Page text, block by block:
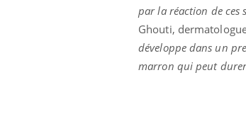
par la réaction de ces
Ghouti,
développe dans un
marron qui peut durer